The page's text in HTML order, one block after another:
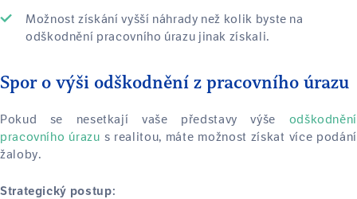
Možnost získání vyšší náhrady než kolik byste na
odškodnění pracovního úrazu jinak získali.
Spor o výši odškodnění z pracovního úrazu
Pokud se nesetkají vaše představy výše odškodnění
pracovního úrazu s realitou, máte možnost získat více podání
žaloby.
Strategický postup: